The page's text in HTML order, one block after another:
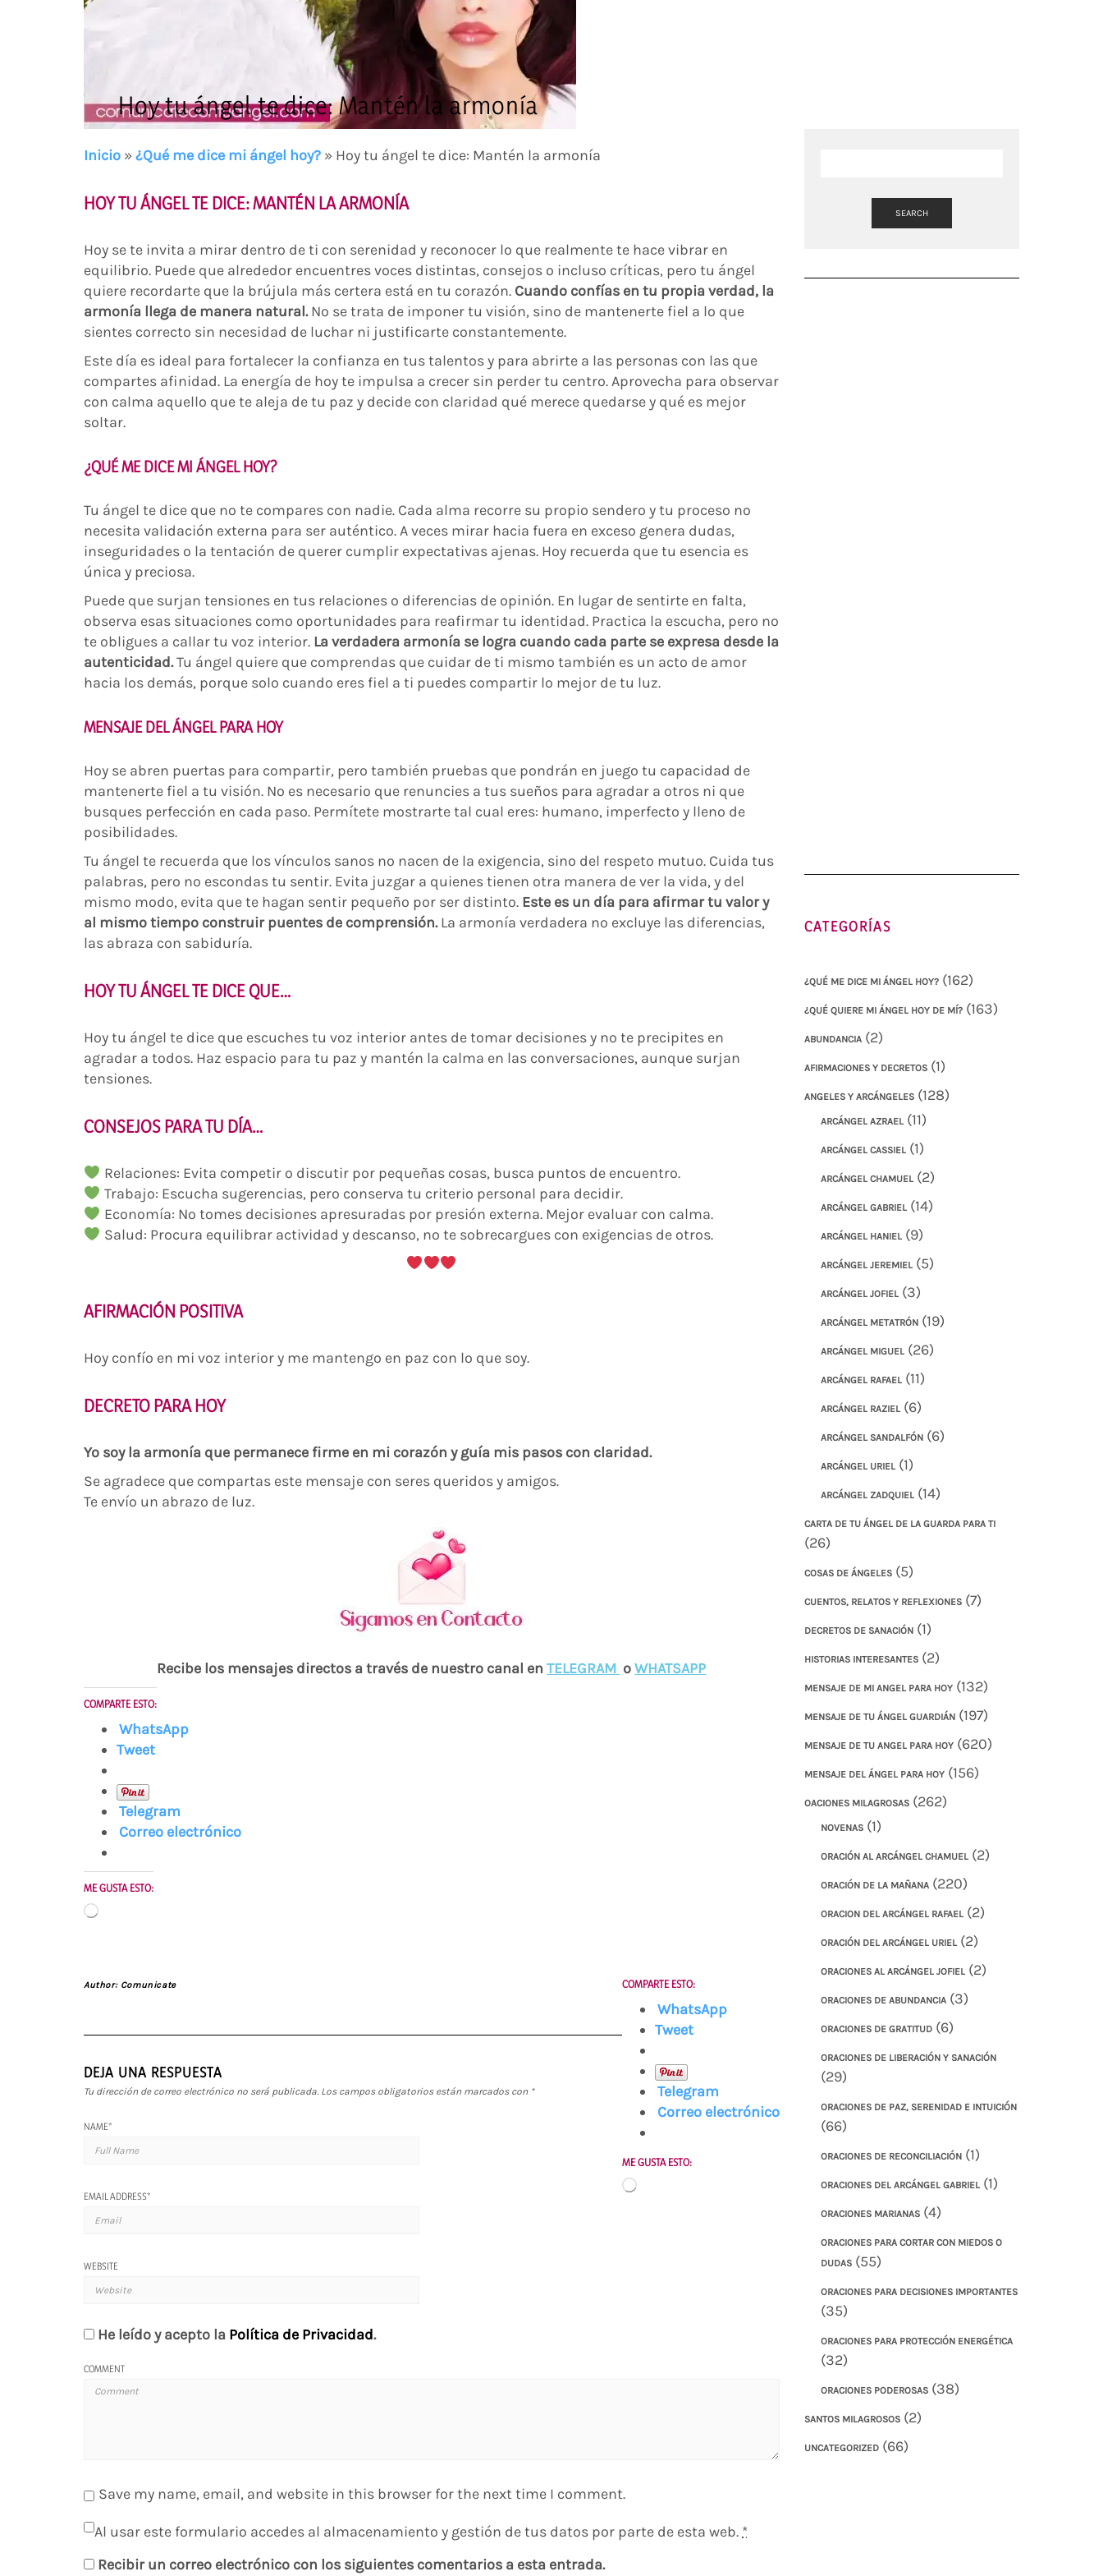
Hoy tu ángel te dice: Mantén la armonía
Inicio » ¿Qué me dice mi ángel hoy? » Hoy tu ángel te dice: Mantén la armonía
HOY TU ÁNGEL TE DICE: MANTÉN LA ARMONÍA
Hoy se te invita a mirar dentro de ti con serenidad y reconocer lo que realmente te hace vibrar en
equilibrio. Puede que alrededor encuentres voces distintas, consejos o incluso críticas, pero tu ángel
quiere recordarte que la brújula más certera está en tu corazón. Cuando confías en tu propia verdad, la
armonía llega de manera natural.No se trata de imponer tu visión, sino de mantenerte fiel a lo que
sientes correcto sin necesidad de luchar ni justificarte constantemente.
Este día es ideal para fortalecer la confianza en tus talentos y para abrirte a las personas con las que
compartes afinidad. La energía de hoy te impulsa a crecer sin perder tu centro. Aprovecha para observar
con calma aquello que te aleja de tu paz y decide con claridad qué merece quedarse y qué es mejor
soltar.
¿QUÉ ME DICE MI ÁNGEL HOY?
Tu ángel te dice que no te compares con nadie. Cada alma recorre su propio sendero y tu proceso no
necesita validación externa para ser auténtico. A veces mirar hacia fuera en exceso genera dudas,
inseguridades o la tentación de querer cumplir expectativas ajenas. Hoy recuerda que tu esencia es
única y preciosa.
Puede que surjan tensiones en tus relaciones o diferencias de opinión. En lugar de sentirte en falta,
observa esas situaciones como oportunidades para reafirmar tu identidad. Practica la escucha, pero no
te obligues a callar tu voz interior. La verdadera armonía se logra cuando cada parte se expresa desde la
autenticidad.Tu ángel quiere que comprendas que cuidar de ti mismo también es un acto de amor
hacia los demás, porque solo cuando eres fiel a ti puedes compartir lo mejor de tu luz.
MENSAJE DEL ÁNGEL PARA HOY
Hoy se abren puertas para compartir, pero también pruebas que pondrán en juego tu capacidad de
mantenerte fiel a tu visión. No es necesario que renuncies a tus sueños para agradar a otros ni que
busques perfección en cada paso. Permítete mostrarte tal cual eres: humano, imperfecto y lleno de
posibilidades.
Tu ángel te recuerda que los vínculos sanos no nacen de la exigencia, sino del respeto mutuo. Cuida tus
palabras, pero no escondas tu sentir. Evita juzgar a quienes tienen otra manera de ver la vida, y del
mismo modo, evita que te hagan sentir pequeño por ser distinto. Este es un día para afirmar tu valor y
al mismo tiempo construir puentes de comprensión.La armonía verdadera no excluye las diferencias,
las abraza con sabiduría.
HOY TU ÁNGEL TE DICE QUE…
Hoy tu ángel te dice que escuches tu voz interior antes de tomar decisiones y no te precipites en
agradar a todos. Haz espacio para tu paz y mantén la calma en las conversaciones, aunque surjan
tensiones.
CONSEJOS PARA TU DÍA…
Relaciones: Evita competir o discutir por pequeñas cosas, busca puntos de encuentro.
Trabajo: Escucha sugerencias, pero conserva tu criterio personal para decidir.
Economía: No tomes decisiones apresuradas por presión externa. Mejor evaluar con calma.
Salud: Procura equilibrar actividad y descanso, no te sobrecargues con exigencias de otros.
AFIRMACIÓN POSITIVA
Hoy confío en mi voz interior y me mantengo en paz con lo que soy.
DECRETO PARA HOY
Yo soy la armonía que permanece firme en mi corazón y guía mis pasos con claridad.
Se agradece que compartas este mensaje con seres queridos y amigos.
Te envío un abrazo de luz.
Recibe los mensajes directos a través de nuestro canal enTELEGRAM oWHATSAPP
COMPARTE ESTO:
WhatsApp
Tweet
Telegram
Correo electrónico
ME GUSTA ESTO:
Cargando...
Author: Comunicate COMPARTE ESTO:
WhatsApp
Tweet
Telegram
Correo electrónico
ME GUSTA ESTO:
Cargando...
DEJA UNA RESPUESTA
Tu dirección de correo electrónico no será publicada. Los campos obligatorios están marcados con *
NAME*
EMAIL ADDRESS*
WEBSITE
He leído y acepto la Política de Privacidad.
COMMENT
Save my name, email, and website in this browser for the next time I comment.
Al usar este formulario accedes al almacenamiento y gestión de tus datos por parte de esta web. *
Recibir un correo electrónico con los siguientes comentarios a esta entrada.
SEARCH
CATEGORÍAS
¿QUÉ ME DICE MI ÁNGEL HOY?(162)
¿QUÉ QUIERE MI ÁNGEL HOY DE MÍ?(163)
ABUNDANCIA(2)
AFIRMACIONES Y DECRETOS(1)
ANGELES Y ARCÁNGELES(128)
ARCÁNGEL AZRAEL(11)
ARCÁNGEL CASSIEL(1)
ARCÁNGEL CHAMUEL(2)
ARCÁNGEL GABRIEL(14)
ARCÁNGEL HANIEL(9)
ARCÁNGEL JEREMIEL(5)
ARCÁNGEL JOFIEL(3)
ARCÁNGEL METATRÓN(19)
ARCÁNGEL MIGUEL(26)
ARCÁNGEL RAFAEL(11)
ARCÁNGEL RAZIEL(6)
ARCÁNGEL SANDALFÓN(6)
ARCÁNGEL URIEL(1)
ARCÁNGEL ZADQUIEL(14)
CARTA DE TU ÁNGEL DE LA GUARDA PARA TI
(26)
COSAS DE ÁNGELES(5)
CUENTOS, RELATOS Y REFLEXIONES(7)
DECRETOS DE SANACIÓN(1)
HISTORIAS INTERESANTES(2)
MENSAJE DE MI ANGEL PARA HOY(132)
MENSAJE DE TU ÁNGEL GUARDIÁN(197)
MENSAJE DE TU ANGEL PARA HOY(620)
MENSAJE DEL ÁNGEL PARA HOY(156)
OACIONES MILAGROSAS(262)
NOVENAS(1)
ORACIÓN AL ARCÁNGEL CHAMUEL(2)
ORACIÓN DE LA MAÑANA(220)
ORACION DEL ARCÁNGEL RAFAEL(2)
ORACIÓN DEL ARCÁNGEL URIEL(2)
ORACIONES AL ARCÁNGEL JOFIEL(2)
ORACIONES DE ABUNDANCIA(3)
ORACIONES DE GRATITUD(6)
ORACIONES DE LIBERACIÓN Y SANACIÓN
(29)
ORACIONES DE PAZ, SERENIDAD E INTUICIÓN
(66)
ORACIONES DE RECONCILIACIÓN(1)
ORACIONES DEL ARCÁNGEL GABRIEL(1)
ORACIONES MARIANAS(4)
ORACIONES PARA CORTAR CON MIEDOS O
DUDAS(55)
ORACIONES PARA DECISIONES IMPORTANTES
(35)
ORACIONES PARA PROTECCIÓN ENERGÉTICA
(32)
ORACIONES PODEROSAS(38)
SANTOS MILAGROSOS(2)
UNCATEGORIZED(66)